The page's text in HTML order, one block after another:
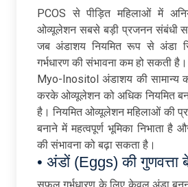
PCOS से पीड़ित महिलाओं में
ओव्यूलेशन सबसे बड़ी प्रजनन संबंधी
जब अंडाशय नियमित रूप से अंडा
गर्भधारण की संभावना कम हो सकती है।
Myo-Inositol अंडाशय की सामान्य
करके ओव्यूलेशन को अधिक नियमित
है। नियमित ओव्यूलेशन महिलाओं की
बनाने में महत्वपूर्ण भूमिका निभाता है
की संभावना को बढ़ा सकता है।
• अंडों (Eggs) की गुणवत्ता